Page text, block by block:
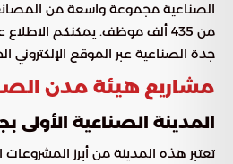
الصناعية مجموعة واسعة من المصانع
من 435 ألف موظف. يمكنكم
جدة الصناعية عبر الموقع
مشاريع هيئة مدن
المدينة الصناعية الأولى
تعتبر هذه المدينة من أبرز المشروعات